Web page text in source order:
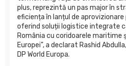
plus, reprezintă un pas major în
eficiența în lanțul de
oferind soluții logistice integrate
România cu coridoarele maritime
Europei”, a declarat Rashid
DP World Europa.